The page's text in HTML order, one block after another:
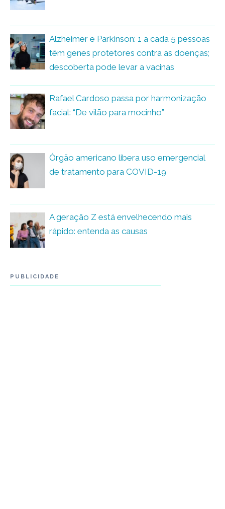
Alzheimer e Parkinson: 1 a cada 5 pessoas
têm genes protetores contra as doenças;
descoberta pode levar a vacinas
Rafael Cardoso passa por harmonização
facial: “De vilão para mocinho”
Órgão americano libera uso emergencial
de tratamento para COVID-19
A geração Z está envelhecendo mais
rápido: entenda as causas
PUBLICIDADE